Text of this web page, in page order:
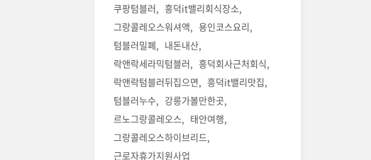
쿠팡텀블러
흥덕it밸리회식장소
그랑콜레오스워셔액
용인코스요리
텀블러밀폐
내돈내산
락앤락세라믹텀블러
흥덕회사근처회식
락앤락텀블러뒤집으면
흥덕it밸리맛집
텀블러누수
강릉가볼만한곳
르노그랑콜레오스
태안여행
그랑콜레오스하이브리드
근로자휴가지원사업